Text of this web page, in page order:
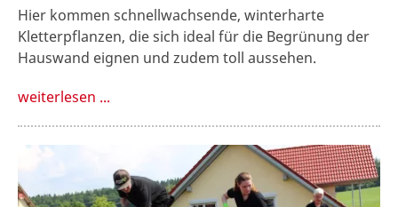
Hier kommen schnellwachsende, winterharte
Kletterpflanzen, die sich ideal für die Begrünung der
Hauswand eignen und zudem toll aussehen.
weiterlesen ...